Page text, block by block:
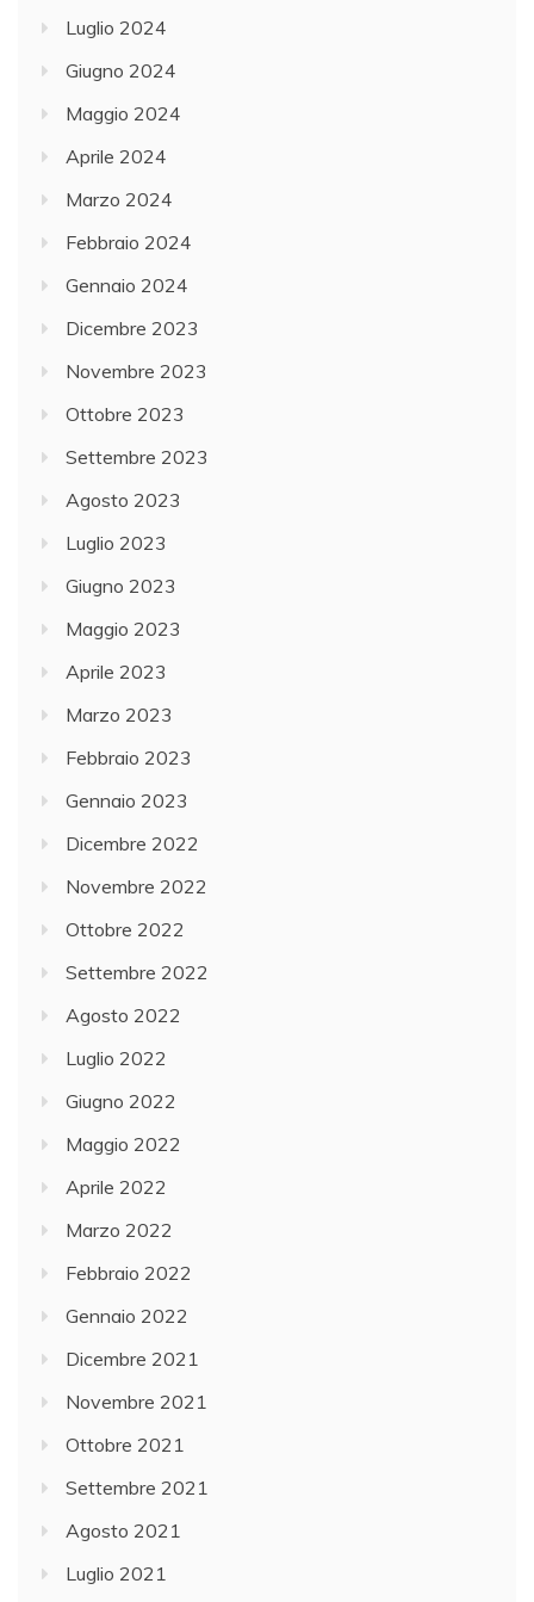
Luglio 2024
Giugno 2024
Maggio 2024
Aprile 2024
Marzo 2024
Febbraio 2024
Gennaio 2024
Dicembre 2023
Novembre 2023
Ottobre 2023
Settembre 2023
Agosto 2023
Luglio 2023
Giugno 2023
Maggio 2023
Aprile 2023
Marzo 2023
Febbraio 2023
Gennaio 2023
Dicembre 2022
Novembre 2022
Ottobre 2022
Settembre 2022
Agosto 2022
Luglio 2022
Giugno 2022
Maggio 2022
Aprile 2022
Marzo 2022
Febbraio 2022
Gennaio 2022
Dicembre 2021
Novembre 2021
Ottobre 2021
Settembre 2021
Agosto 2021
Luglio 2021